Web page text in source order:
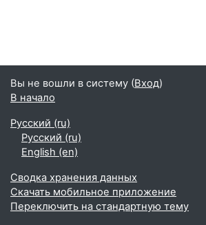
Вы не вошли в систему (Вход)
В начало
Русский ‎(ru)‎
Русский ‎(ru)‎
English ‎(en)‎
Сводка хранения данных
Скачать мобильное приложение
Переключить на стандартную тему